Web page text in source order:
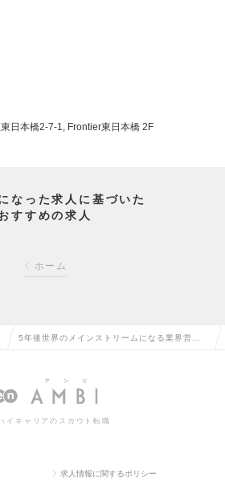
日本橋2-7-1, Frontier東日本橋 2F
なった求人に基づいた
すすめの求人
ホーム
5年後世界のメインストリームになる業界営業
部になるか。の求人情報
イキャリアのスカウト転職
求人情報に関するポリシー